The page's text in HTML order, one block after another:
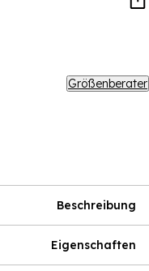
Größenberater
Beschreibung
Eigenschaften